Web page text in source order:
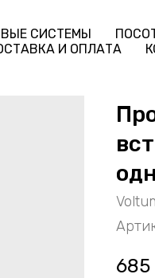
СИСТЕМЫ
И ОПЛАТА
685